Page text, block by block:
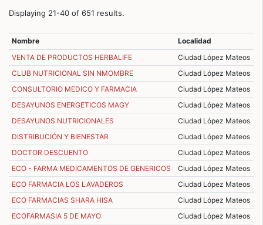
Displaying 21-40 of 651 results.
Nombre
Localidad
VENTA DE PRODUCTOS HERBALIFE
Ciudad López Mateos
CLUB NUTRICIONAL SIN NMOMBRE
Ciudad López Mateos
CONSULTORIO MEDICO Y FARMACIA
Ciudad López Mateos
DESAYUNOS ENERGETICOS MAGY
Ciudad López Mateos
DESAYUNOS NUTRICIONALES
Ciudad López Mateos
DISTRIBUCIÓN Y BIENESTAR
Ciudad López Mateos
DOCTOR DESCUENTO
Ciudad López Mateos
ECO - FARMA MEDICAMENTOS DE GENERICOS
Ciudad López Mateos
ECO FARMACIA LOS LAVADEROS
Ciudad López Mateos
ECO FARMACIAS SHARA HISA
Ciudad López Mateos
ECOFARMASIA 5 DE MAYO
Ciudad López Mateos